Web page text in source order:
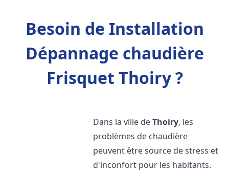
Besoin de Installation
Dépannage chaudière
Frisquet Thoiry ?
Dans la ville deThoiry, les
problèmes de chaudière
peuvent être source de stress et
d'inconfort pour les habitants.